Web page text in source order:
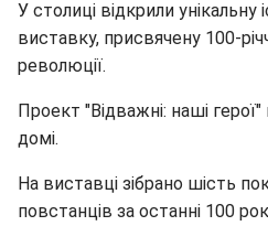
У столиці відкрили
виставку, присвячену 100-
революції.
Проект "Відважні: наші
домі.
На виставці зібрано шість
повстанців за останні 100